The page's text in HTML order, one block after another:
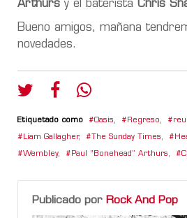
Arthurs y el baterista Chris
Bueno amigos, mañana
novedades.
Etiquetado como Oasis, Regreso,
Liam Gallagher, The Sunday Times,
Wembley, Paul “Bonehead” Arthurs,
Publicado por Rock And Pop